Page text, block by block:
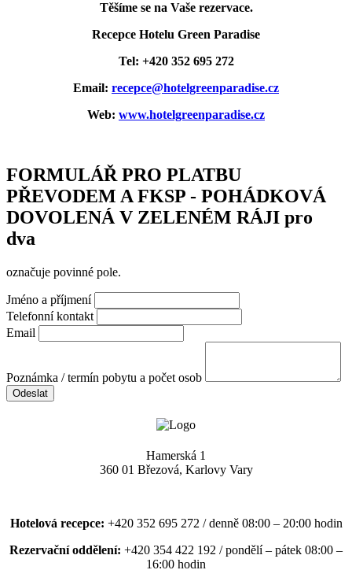
Těšíme se na Vaše rezervace.
Recepce Hotelu Green Paradise
Tel: +420 352 695 272
Email: recepce@hotelgreenparadise.cz
Web: www.hotelgreenparadise.cz
FORMULÁŘ PRO PLATBU
PŘEVODEM A FKSP - POHÁDKOVÁ
DOVOLENÁ V ZELENÉM RÁJI pro
dva
označuje povinné pole.
Jméno a příjmení
Telefonní kontakt
Email
Poznámka / termín pobytu a počet osob
Odeslat
Hamerská 1
360 01 Březová, Karlovy Vary
Hotelová recepce: +420 352 695 272 / denně 08:00 – 20:00 hodin
Rezervační oddělení: +420 354 422 192 / pondělí – pátek 08:00 –
16:00 hodin